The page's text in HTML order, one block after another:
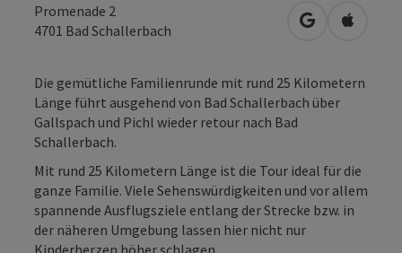
Promenade 2
4701 Bad Schallerbach in Google
in
Die gemütliche Familienrunde mit rund 25 Kilometern
Länge führt ausgehend von Bad Schallerbach über
Gallspach und Pichl wieder retour nach Bad
Schallerbach.
Mit rund 25 Kilometern Länge ist die Tour ideal für die
ganze Familie. Viele Sehenswürdigkeiten und vor allem
spannende Ausflugsziele entlang der Strecke bzw. in
der näheren Umgebung lassen hier nicht nur
Kinderherzen höher schlagen.